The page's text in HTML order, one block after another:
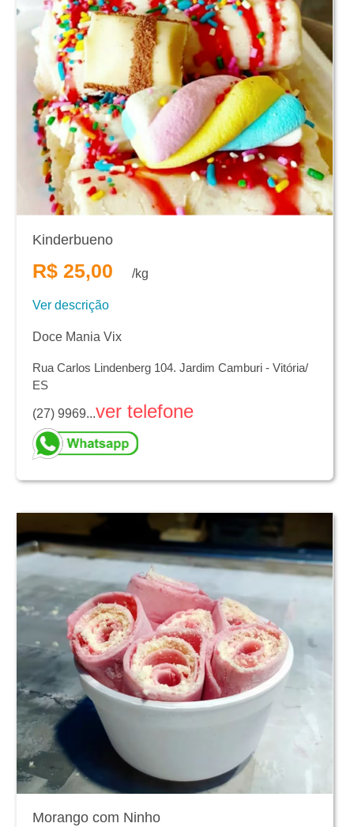
Kinderbueno
R$ 25,00 /kg
Ver descrição
Doce Mania Vix
Rua Carlos Lindenberg 104. Jardim Camburi - Vitória/
ES
(27) 9969...ver telefone
Morango com Ninho